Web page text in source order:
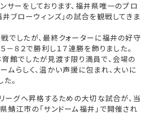
積り
サーをしております、福井県唯一のプロ
井ブローウィンズ」の試合を観戦してきま
でしたが、最終クォーターに福井の好守
－８２で勝利し１７連勝を飾りました。
館でしたが見渡す限り満員で、会場の
ムらしく、温かい声援に包まれ、大いに
。
ーグへ昇格するための大切な試合が、当
鯖江市の「サンドーム福井」で開催され